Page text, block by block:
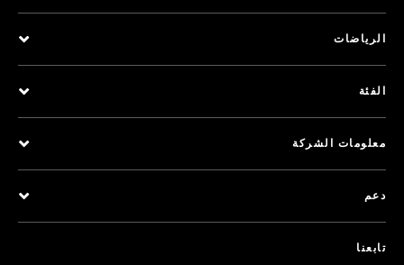
الرياضات
الفئة
معلومات الشركة
دعم
تابعنا